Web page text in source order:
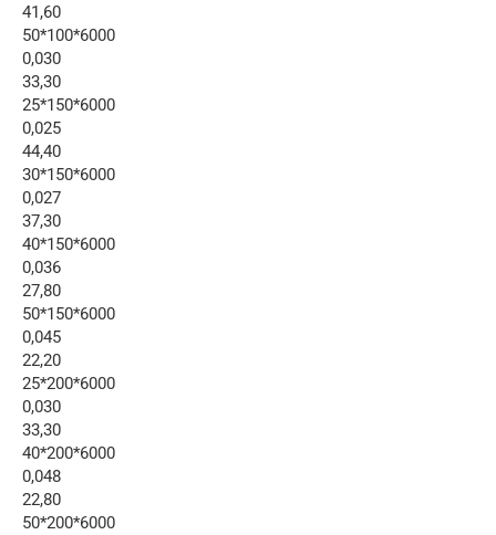
41,60
50*100*6000
0,030
33,30
25*150*6000
0,025
44,40
30*150*6000
0,027
37,30
40*150*6000
0,036
27,80
50*150*6000
0,045
22,20
25*200*6000
0,030
33,30
40*200*6000
0,048
22,80
50*200*6000